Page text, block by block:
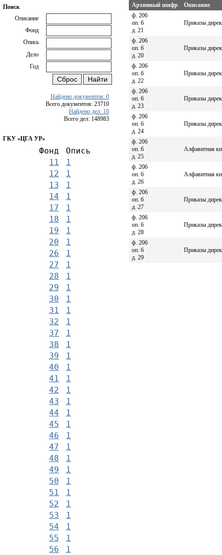
Поиск
Описание
Фонд
Опись
Дело
Год
Найдено документов: 0
Всего документов: 23710
Найдено дел: 10
Всего дел: 148983
ГКУ «ЦГА УР»
Фонд
Опись
11
1
12
1
13
1
14
1
17
1
18
1
19
1
20
1
26
1
27
1
28
1
29
1
30
1
31
1
32
1
37
1
38
1
39
1
40
1
41
1
42
1
43
1
44
1
45
1
46
1
47
1
48
1
49
1
50
1
51
1
52
1
53
1
54
1
55
1
56
1
Архивный шифр
Описание
ф. 206
оп. 6
д. 21
Приказы
ф. 206
оп. 6
д. 20
Приказы
ф. 206
оп. 6
д. 22
Приказы
ф. 206
оп. 6
д. 23
Приказы
ф. 206
оп. 6
д. 24
Приказы
ф. 206
оп. 6
д. 25
Алфавитная
ф. 206
оп. 6
д. 26
Алфавитная
ф. 206
оп. 6
д. 27
Приказы
ф. 206
оп. 6
д. 28
Приказы
ф. 206
оп. 6
д. 29
Приказы